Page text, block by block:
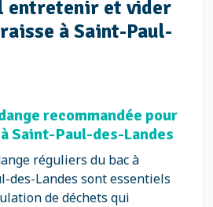
entretenir et vider
à Saint-Paul-
recommandée pour
Saint-Paul-des-Landes
réguliers du bac à
des-Landes sont essentiels
de déchets qui